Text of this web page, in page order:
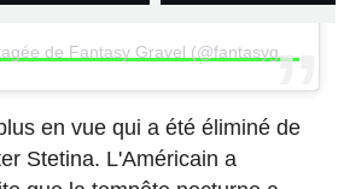
Une publication partagée de Fantasy Gravel (@fantasygravel)
en vue qui a été éliminé de
Stetina. L'Américain a